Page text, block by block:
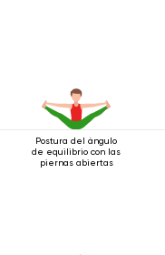
Postura del ángulo
de equilibrio con las
piernas abiertas